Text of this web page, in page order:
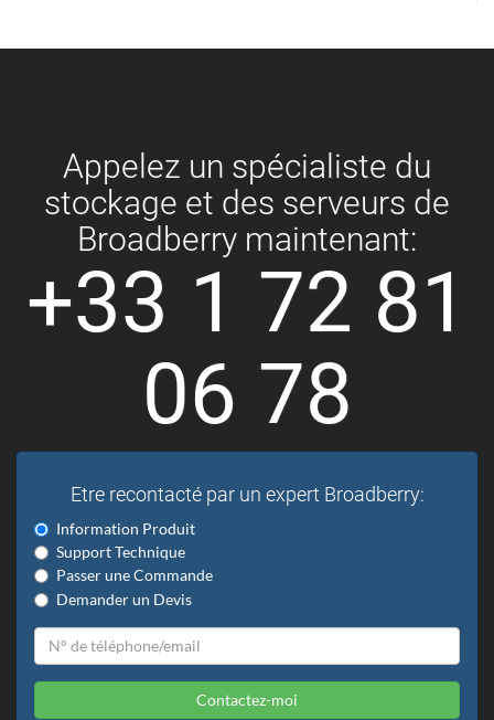
Appelez un spécialiste du
stockage et des serveurs de
Broadberry maintenant:
+33 1 72 81
06 78
Etre recontacté par un expert Broadberry:
Information Produit
Support Technique
Passer une Commande
Demander un Devis
Contactez-moi